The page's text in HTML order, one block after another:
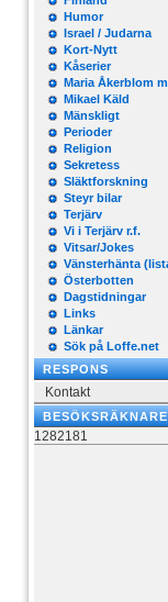
Humor
Israel / Judarna
Kort-Nytt
Kåserier
Maria Åkerblom
Mikael Käld
Mänskligt
Perioder
Religion
Sekretess
Släktforskning
Steyr bilar
Terjärv
Vi i Terjärv r.f.
Vitsar/Jokes
Vänsterhänta
Österbotten
Dagstidningar
Links
Länkar
Sök på Loffe.net
RESPONS
Kontakt
BESÖKSRÄKNARE
1282181